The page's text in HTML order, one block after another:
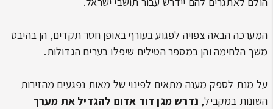
המערכה הבאה צפויה לפגוע בעורף באופן חסר תקדים, הן בהיבט
משך הלחימה והן במספר הטילים שיפלו בערים הגדולות.
על מנת לספק מענה מתאים לפינוי של מאות נפגעים מהזירות
השונות במקביל, נדרש מגן דוד אדום להגדיל את מערך